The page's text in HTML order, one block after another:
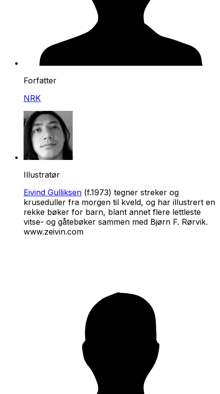
Forfatter
NRK
Illustratør
Eivind Gulliksen (f.1973) tegner streker og
kruseduller fra morgen til kveld, og har illustrert en
rekke bøker for barn, blant annet flere lettleste
vitse- og gåtebøker sammen med Bjørn F. Rørvik.
www.zeivin.com